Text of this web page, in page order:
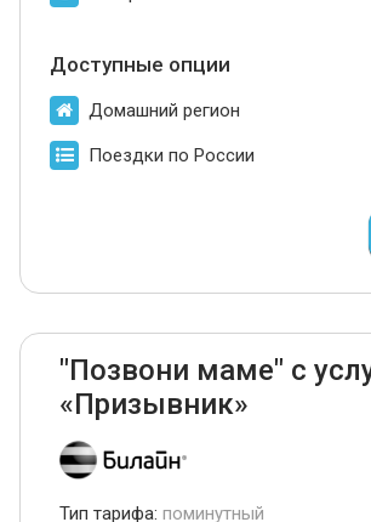
Доступные опции
Домашний регион
Поездки по России
"Позвони маме" с
«Призывник»
Тип тарифа: поминутный